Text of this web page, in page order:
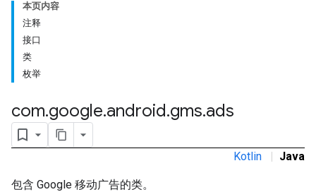
本页内容
注释
接口
类
枚举
com.google.android.gms.ads
Kotlin | Java
包含 Google 移动广告的类。